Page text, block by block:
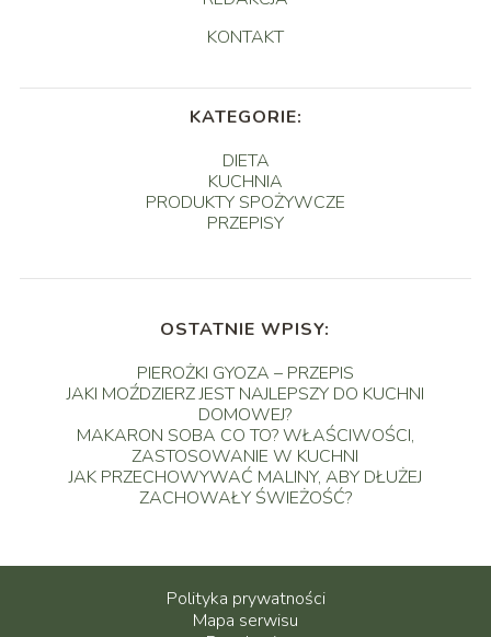
KONTAKT
KATEGORIE:
DIETA
KUCHNIA
PRODUKTY SPOŻYWCZE
PRZEPISY
OSTATNIE WPISY:
PIEROŻKI GYOZA – PRZEPIS
JAKI MOŹDZIERZ JEST NAJLEPSZY DO KUCHNI
DOMOWEJ?
MAKARON SOBA CO TO? WŁAŚCIWOŚCI,
ZASTOSOWANIE W KUCHNI
JAK PRZECHOWYWAĆ MALINY, ABY DŁUŻEJ
ZACHOWAŁY ŚWIEŻOŚĆ?
Polityka prywatności
Mapa serwisu